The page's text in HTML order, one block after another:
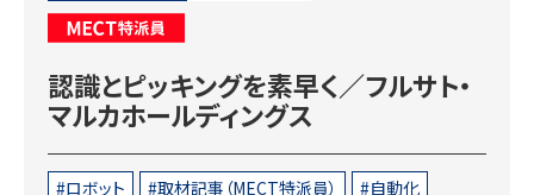
MECT特派員
認識とピッキングを素早く／フルサト・
マルカホールディングス
ロボット 取材記事（MECT特派員） 自動化